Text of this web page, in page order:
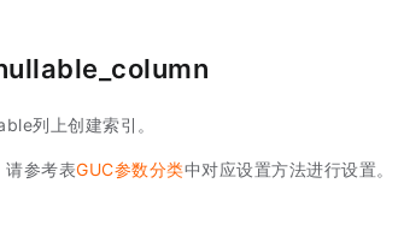
列上创建索引。
请参考表GUC参数分类中对应设置方法进行设置。